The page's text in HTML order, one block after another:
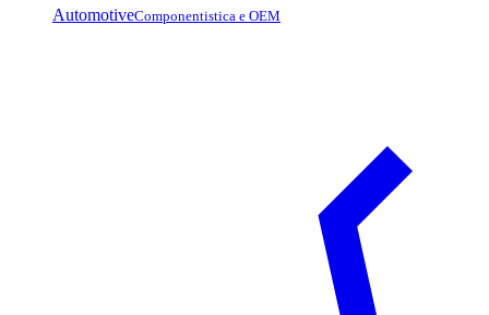
AutomotiveComponentistica e OEM